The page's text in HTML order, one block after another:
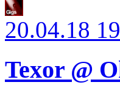
20.04.18
Texor @